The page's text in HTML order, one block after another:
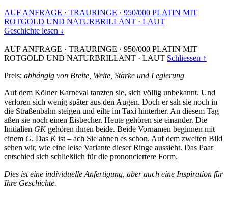
AUF ANFRAGE · TRAURINGE · 950/000 PLATIN MIT
ROTGOLD UND NATURBRILLANT · LAUT
Geschichte lesen ↓
AUF ANFRAGE · TRAURINGE · 950/000 PLATIN MIT
ROTGOLD UND NATURBRILLANT · LAUT Schliessen ↑
Preis: abhängig von Breite, Weite, Stärke und Legierung
Auf dem Kölner Karneval tanzten sie, sich völlig unbekannt. Und
verloren sich wenig später aus den Augen. Doch er sah sie noch in
die Straßenbahn steigen und eilte im Taxi hinterher. An diesem Tag
aßen sie noch einen Eisbecher. Heute gehören sie einander. Die
Initialien GKgehören ihnen beide. Beide Vornamen beginnen mit
einem G. Das Kist – ach Sie ahnen es schon. Auf dem zweiten Bild
sehen wir, wie eine leise Variante dieser Ringe aussieht. Das Paar
entschied sich schließlich für die prononciertere Form.
Dies ist eine individuelle Anfertigung, aber auch eine Inspiration für
Ihre Geschichte.